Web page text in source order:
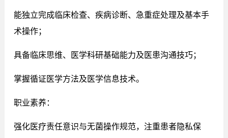
能独立完成临床检查、疾病诊断、急重症处理及基本手
术操作；
具备临床思维、医学科研基础能力及医患沟通技巧；
掌握循证医学方法及医学信息技术。
职业素养：
强化医疗责任意识与无菌操作规范，注重患者隐私保